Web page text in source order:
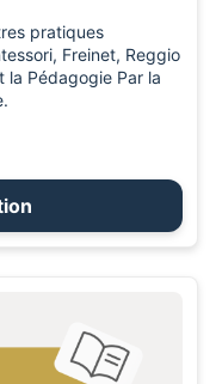
pratiques
Freinet, Reggio
la Pédagogie Par la